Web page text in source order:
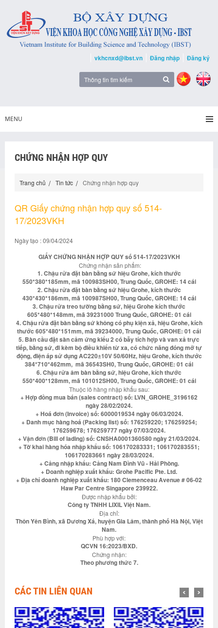
vkhcnxd@ibst.vn Đăng nhập Đăng ký
MENU
CHỨNG NHẬN HỢP QUY
Trang chủ Tin tức Chứng nhận hợp quy
QR Giấy chứng nhận hợp quy số 514-
17/2023VKH
Ngày tạo : 09/04/2024
GIẤY CHỨNG NHẬN HỢP QUY số 514-17/2023VKH
Chứng nhận sản phẩm:
1. Chậu rửa đặt bàn bằng sứ hiệu Grohe, kích thước
550*380*185mm, mã 100983SH00, Trung Quốc, GROHE: 14 cái
2. Chậu rửa đặt bàn bằng sứ hiệu Grohe, kích thước
430*430*186mm, mã 100987SH00, Trung Quốc, GROHE: 14 cái
3. Chậu rửa treo tường bằng sứ, hiệu Grohe kích thước
605*480*148mm, mã 39231000 Trung Quốc, GROHE: 01 cái
4. Chậu rửa đặt bàn bằng sứ không có phụ kiện xả, hiệu Grohe, kích
thước 605*480*151mm, mã 39234000, Trung Quốc, GROHE: 01 cái
5. Bàn cầu đặt sàn cảm ứng kiểu 2 có bẫy tích hợp và van xả trực
tiếp, bằng sứ, đi kèm bộ điều khiển từ xa, có chức năng đóng mở tự
động, điện áp sử dụng AC220±10V 50/60Hz, hiệu Grohe, kích thước
384*710*462mm, mã 36543SH0, Trung Quốc, GROHE: 01 cái
6. Chậu rửa âm bàn bằng sứ, hiệu Grohe, kích thước
550*400*128mm, mã 101012SH00, Trung Quốc, GROHE: 01 cái
Thuộc lô hàng nhập khẩu sau:
+ Hợp đồng mua bán (sales contract) số: LVN_GROHE_3196162
ngày 28/02/2024.
+ Hoá đơn (Invoice) số: 6000019534 ngày 06/03/2024.
+ Danh mục hàng hoá (Packing list) số: 176259220; 176259254;
176259678; 176259777 ngày 07/03/2024.
+ Vận đơn (Bill of lading) số: CNSHA0001360580 ngày 21/03/2024.
+ Tờ khai hàng hóa nhập khẩu số: 106170283331; 106170283551;
106170283661 ngày 28/03/2024.
+ Cảng nhập khẩu: Cảng Nam Đình Vũ - Hải Phòng.
+ Doanh nghiệp xuất khẩu: Grohe Pacific Pte. Ltd.
+ Địa chỉ doanh nghiệp xuất khẩu: 180 Clemenceau Avenue # 06-02
Haw Par Centre Singapore 239922.
Được nhập khẩu bởi:
Công ty TNHH LIXIL Việt Nam.
Địa chỉ:
Thôn Yên Bình, xã Dương Xá, huyện Gia Lâm, thành phố Hà Nội, Việt
Nam.
Phù hợp với:
QCVN 16:2023/BXD.
Chứng nhận:
Theo phương thức 7.
CÁC TIN LIÊN QUAN